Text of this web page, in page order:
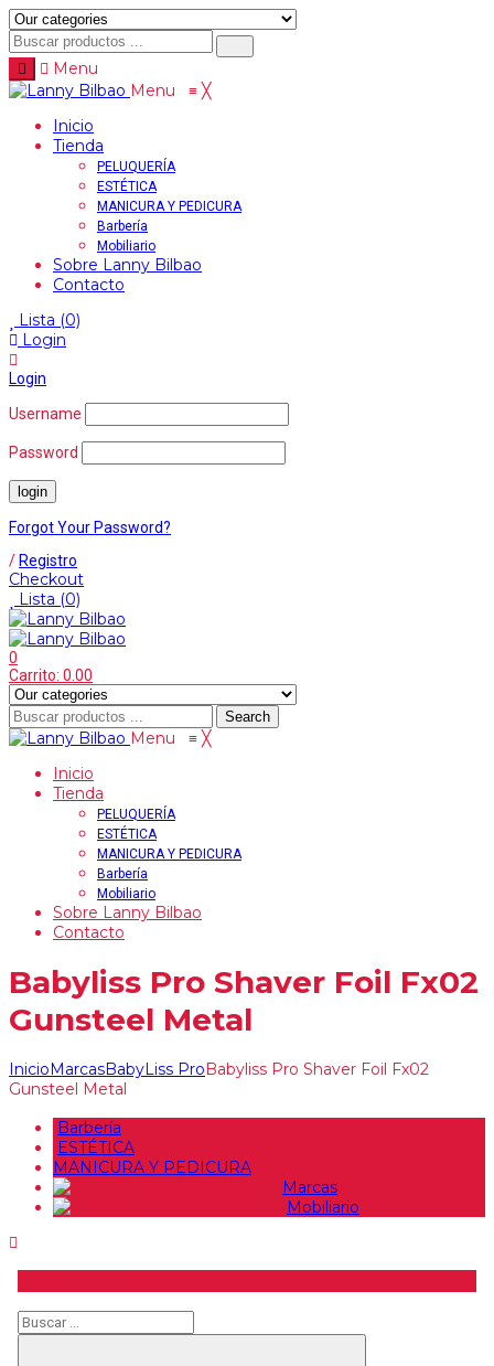
Menu
Menu ≡ ╳
Inicio
Tienda
PELUQUERÍA
ESTÉTICA
MANICURA Y PEDICURA
Barbería
Mobiliario
Sobre Lanny Bilbao
Contacto
Lista (0)
Login
Login
Username
Password
Forgot Your Password?
/ Registro
Checkout
Lista (0)
0
Carrito: 0.00
Search
Menu ≡ ╳
Inicio
Tienda
PELUQUERÍA
ESTÉTICA
MANICURA Y PEDICURA
Barbería
Mobiliario
Sobre Lanny Bilbao
Contacto
Babyliss Pro Shaver Foil Fx02
Gunsteel Metal
InicioMarcasBabyLiss ProBabyliss Pro Shaver Foil Fx02
Gunsteel Metal
Barbería
ESTÉTICA
MANICURA Y PEDICURA
Marcas
Mobiliario
Buscar